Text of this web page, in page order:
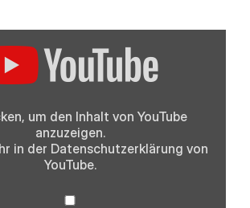
um den Inhalt von YouTube
anzuzeigen.
in der Datenschutzerklärung von
YouTube.